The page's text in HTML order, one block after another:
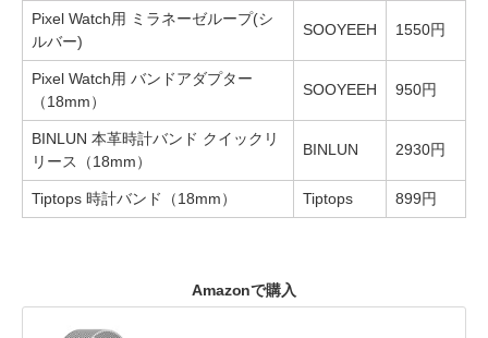
Pixel Watch用 ミラネーゼループ(シ
ルバー)
SOOYEEH 1550円
Pixel Watch用 バンドアダプター
（18mm）
SOOYEEH 950円
BINLUN 本革時計バンド クイックリ
リース（18mm）
BINLUN 2930円
Tiptops 時計バンド（18mm） Tiptops 899円
Amazonで購入